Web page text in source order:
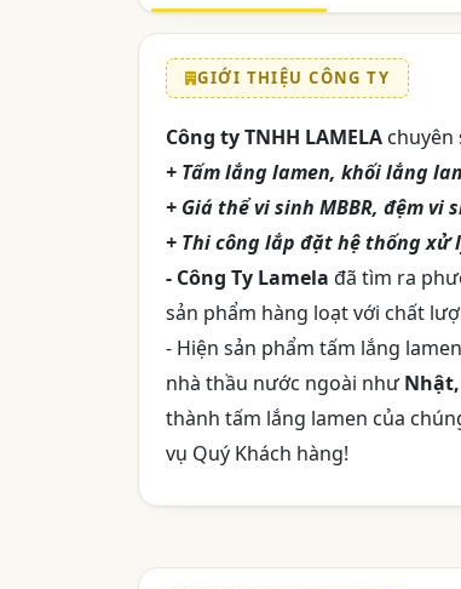
GIỚI THIỆU CÔNG TY
Công ty TNHH LAMELA chuyên
+ Tấm lắng lamen, khối lắng
+ Giá thể vi sinh MBBR, đệm vi
+ Thi công lắp đặt hệ thống xử
- Công Ty Lamela đã tìm ra
sản phẩm hàng loạt với chất
- Hiện sản phẩm tấm lắng
nhà thầu nước ngoài như
thành tấm lắng lamen của
vụ Quý Khách hàng!